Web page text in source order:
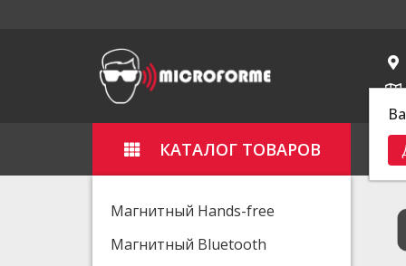
КАТАЛОГ ТОВАРОВ
Магнитный Hands-free
Магнитный Bluetooth